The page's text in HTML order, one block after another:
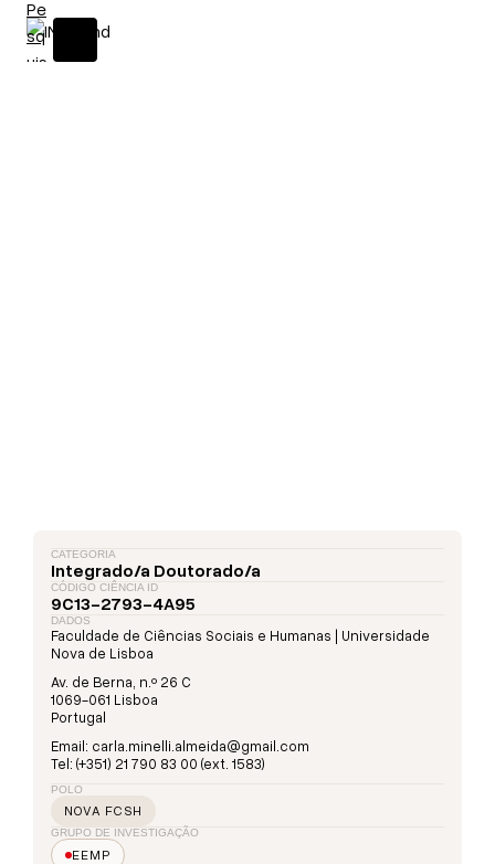
CATEGORIA
Integrado/a Doutorado/a
CÓDIGO CIÊNCIA ID
9C13-2793-4A95
DADOS
Faculdade de Ciências Sociais e Humanas | Universidade
Nova de Lisboa
Av. de Berna, n.º 26 C
1069-061 Lisboa
Portugal
Email: carla.minelli.almeida@gmail.com
Tel: (+351) 21 790 83 00 (ext. 1583)
POLO
NOVA FCSH
GRUPO DE INVESTIGAÇÃO
EEMP